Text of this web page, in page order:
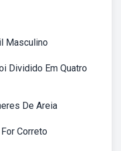
Masculino
Dividido Em Quatro
De Areia
Correto